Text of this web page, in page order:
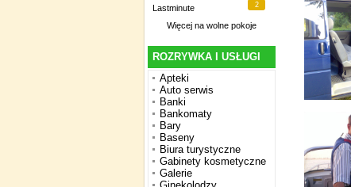
Lastminute 2
Więcej na wolne pokoje
ROZRYWKA I USŁUGI
Apteki
Auto serwis
Banki
Bankomaty
Bary
Baseny
Biura turystyczne
Gabinety kosmetyczne
Galerie